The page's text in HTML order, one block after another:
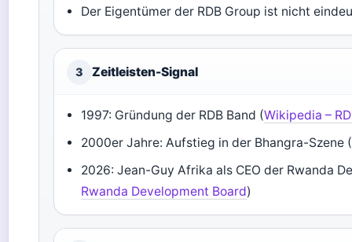
Der Eigentümer der RDB Group ist nicht
3 Zeitleisten-Signal
1997: Gründung der RDB Band (Wikipedia –
2000er Jahre: Aufstieg in der Bhangra-Szene (
2026: Jean-Guy Afrika als CEO der Rwanda
Rwanda Development Board)